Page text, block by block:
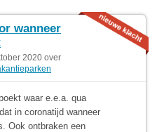
wanneer
2020 over
waar e.e.a. qua
in coronatijd wanneer
Ook ontbraken een